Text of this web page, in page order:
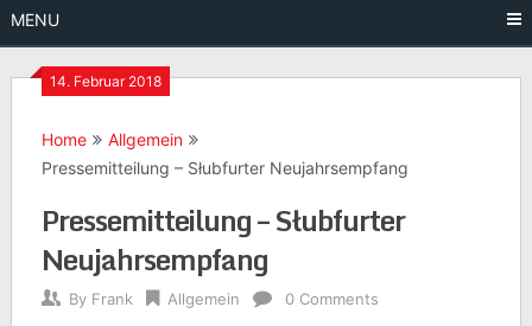
MENU
14. Februar 2018
Home
Allgemein
Pressemitteilung – Słubfurter Neujahrsempfang
Pressemitteilung – Słubfurter
Neujahrsempfang
By Frank Allgemein 0 Comments